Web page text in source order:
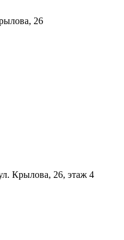
26
Крылова, 26, этаж 4